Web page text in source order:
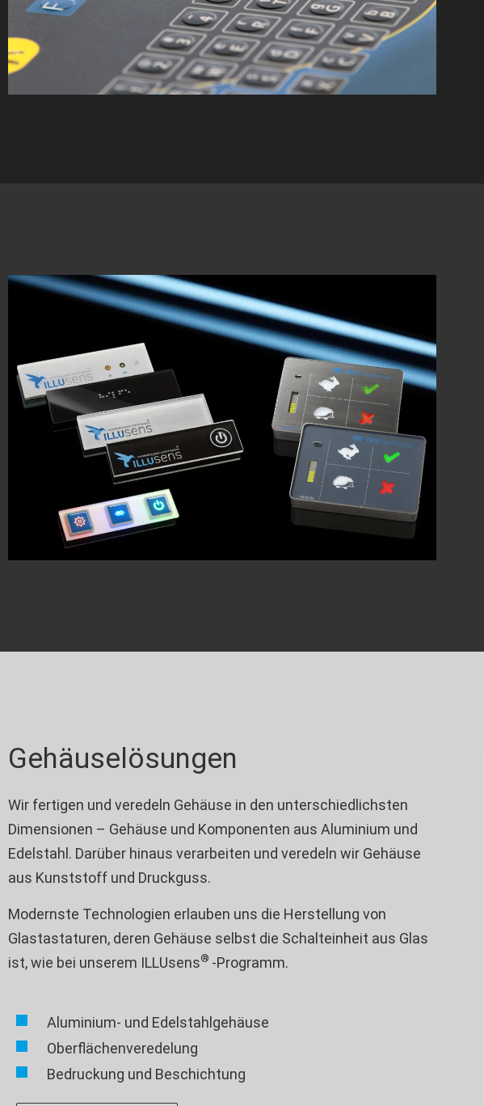
Gehäuselösungen
Wir fertigen und veredeln Gehäuse in den unterschiedlichsten
Dimensionen – Gehäuse und Komponenten aus Aluminium und
Edelstahl. Darüber hinaus verarbeiten und veredeln wir Gehäuse
aus Kunststoff und Druckguss.
Modernste Technologien erlauben uns die Herstellung von
Glastastaturen, deren Gehäuse selbst die Schalteinheit aus Glas
ist, wie bei unserem ILLUsens® -Programm.
Aluminium- und Edelstahlgehäuse
Oberflächenveredelung
Bedruckung und Beschichtung